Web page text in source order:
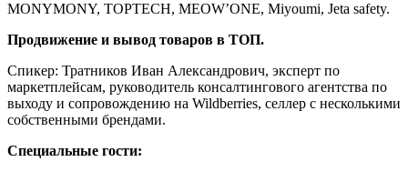
MONYMONY, TOPTECH, MEOW’ONE, Miyoumi, Jeta safety.
Продвижение и вывод товаров в ТОП.
Спикер: Тратников Иван Александрович, эксперт по
маркетплейсам, руководитель консалтингового агентства по
выходу и сопровождению на Wildberries, селлер с несколькими
собственными брендами.
Специальные гости: